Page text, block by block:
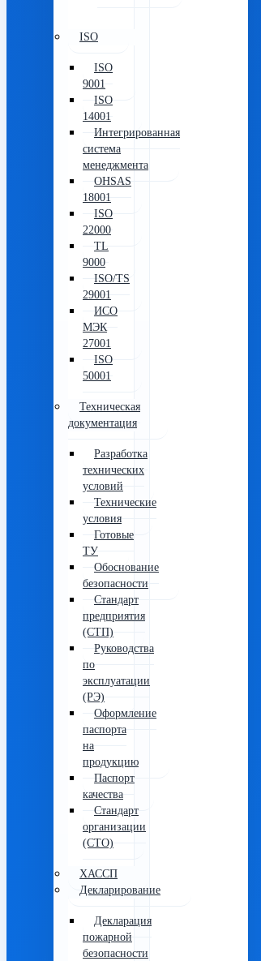
ISO
ISO
9001
ISO
14001
Интегрированная
система
менеджмента
OHSAS
18001
ISO
22000
TL
9000
ISO/TS
29001
ИСО
МЭК
27001
ISO
50001
Техническая
документация
Разработка
технических
условий
Технические
условия
Готовые
ТУ
Обоснование
безопасности
Стандарт
предприятия
(СТП)
Руководства
по
эксплуатации
(РЭ)
Оформление
паспорта
на
продукцию
Паспорт
качества
Стандарт
организации
(СТО)
ХАССП
Декларирование
Декларация
пожарной
безопасности